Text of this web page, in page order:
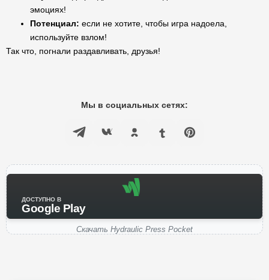
эмоциях!
Потенциал: если не хотите, чтобы игра надоела,
используйте взлом!
Так что, погнали раздавливать, друзья!
Мы в социальных сетях:
ДОСТУПНО В
Google Play
Скачать Hydraulic Press Pocket